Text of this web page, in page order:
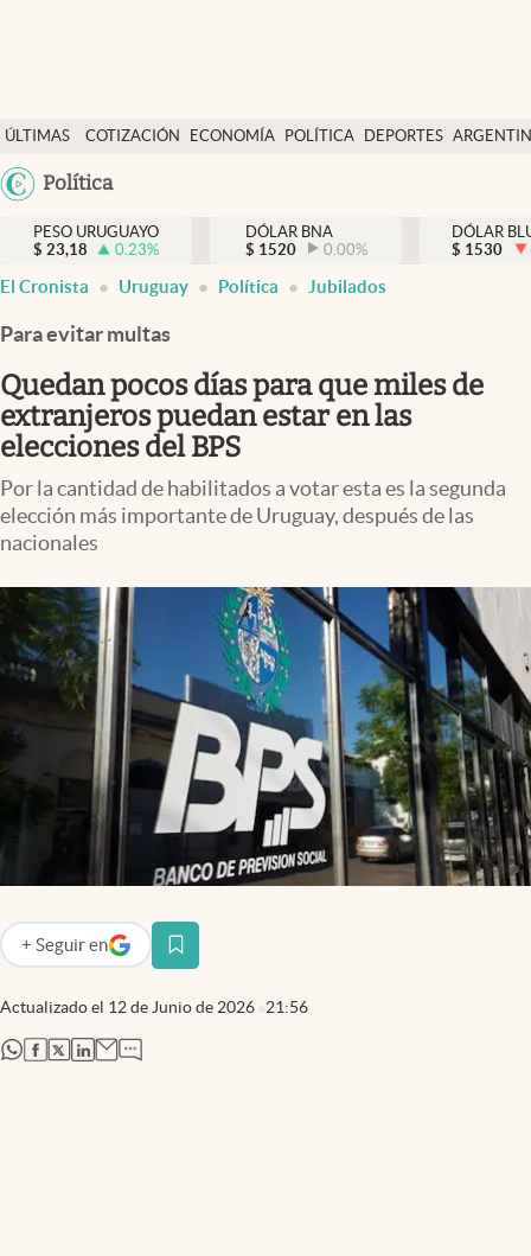
ÚLTIMAS
NOTICIAS
COTIZACIÓN
ECONOMÍA POLÍTICA DEPORTES
México
Política
Actualidad
Economía
Política
Uruguay
PESO URUGUAYO
$ 23,18 0.23%
DÓLAR BNA
$ 1520 0.00%
DÓLAR
$ 1530
El Cronista Uruguay Política Jubilados
Para evitar multas
Quedan pocos días para que miles de
extranjeros puedan estar en las
elecciones del BPS
Por la cantidad de habilitados a votar esta es la segunda
elección más importante de Uruguay, después de las
nacionales
Actualizado el 12 de Junio de 2026 21:56
+ Seguir en
abre en nueva pestaña
abre en nueva pestaña
abre en nueva pestaña
abre en nueva pestaña
abre en nueva pestaña